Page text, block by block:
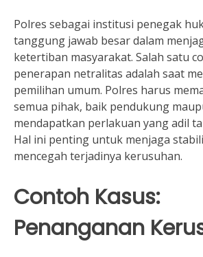
Polres sebagai institusi penegak
tanggung jawab besar dalam
ketertiban masyarakat. Salah satu
penerapan netralitas adalah saat
pemilihan umum. Polres harus
semua pihak, baik pendukung
mendapatkan perlakuan yang adil
Hal ini penting untuk menjaga
mencegah terjadinya kerusuhan.
Contoh Kasus:
Penanganan